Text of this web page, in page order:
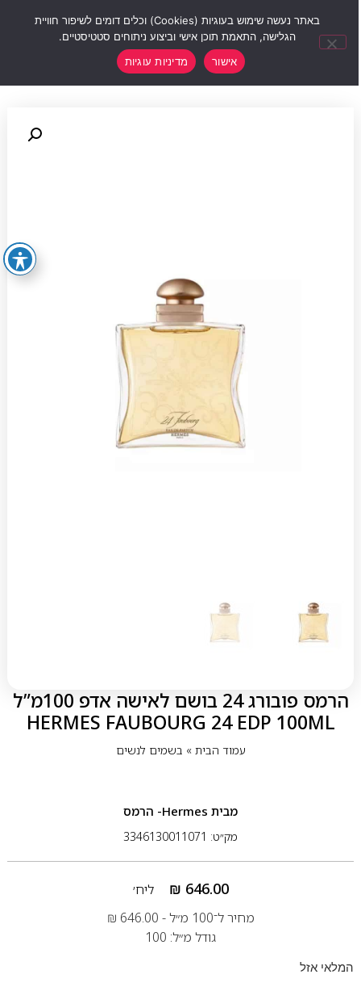
הרמס פובורג 24 בושם לאישה אדפ 100מ”ל
HERMES FAUBOURG 24 EDP 100ML
עמוד הבית» בשמים לנשים
מבית Hermes- הרמס
מק״ט: 3346130011071
₪ 646.00
ליח׳
מחיר ל־100 מ״ל -
₪ 646.00
גודל מ״ל: 100
המלאי אזל
באתר נעשה שימוש בעוגיות (Cookies) וכלים דומים לשיפור חוויית
הגלישה, התאמת תוכן אישי וביצוע ניתוחים סטטיסטיים.
אישור
מדיניות עוגיות